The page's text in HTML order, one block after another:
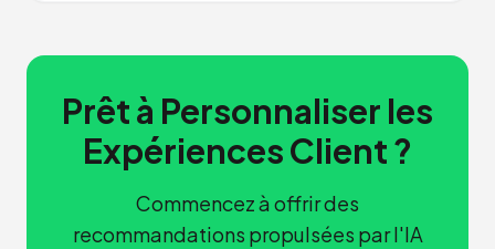
Prêt à Personnaliser les
Expériences Client ?
Commencez à offrir des
recommandations propulsées par l'IA